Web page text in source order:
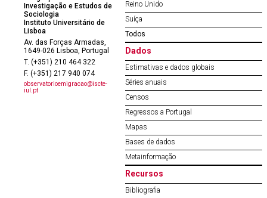
Investigação e Estudos de
Sociologia
Instituto Universitário de
Lisboa
Av. das Forças Armadas,
1649-026 Lisboa, Portugal
T. (+351) 210 464 322
F. (+351) 217 940 074
observatorioemigracao@iscte-
iul.pt
Reino Unido
Suíça
Todos
Dados
Estimativas e dados globais
Séries anuais
Censos
Regressos a Portugal
Mapas
Bases de dados
Metainformação
Recursos
Bibliografia